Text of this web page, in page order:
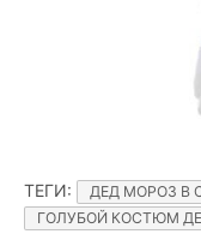
ТЕГИ:
ДЕД МОРОЗ В
ГОЛУБОЙ КОСТЮМ